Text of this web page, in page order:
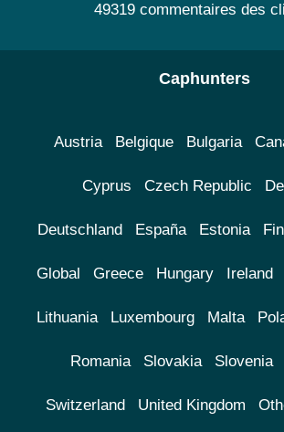
49319 commentaires des
Caphunters
Austria Belgique Bulgaria
Cyprus Czech Republic
Deutschland España Estonia
Global Greece Hungary Ireland
Lithuania Luxembourg Malta
Romania Slovakia Slovenia
Switzerland United Kingdom